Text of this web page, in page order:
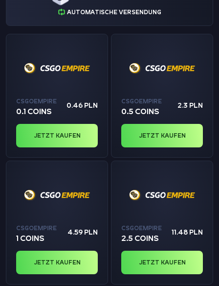
AUTOMATISCHE VERSENDUNG
CSGOEMPIRE
0.1 COINS
0.46 PLN
JETZT KAUFEN
CSGOEMPIRE
0.5 COINS
2.3 PLN
JETZT KAUFEN
CSGOEMPIRE
1 COINS
4.59 PLN
JETZT KAUFEN
CSGOEMPIRE
2.5 COINS
11.48 PLN
JETZT KAUFEN